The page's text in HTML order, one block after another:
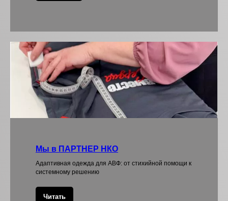
Мы в ПАРТНЕР НКО
Адаптивная одежда для АВФ: от стихийной помощи к
системному решению
Читать